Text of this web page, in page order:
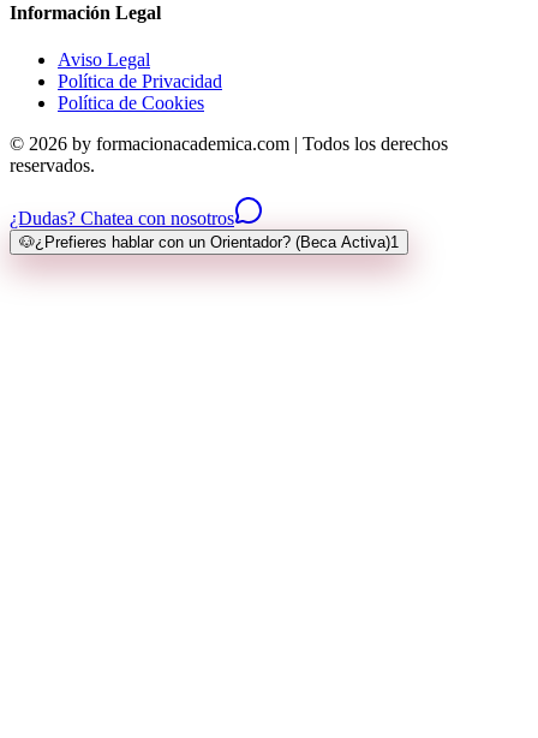
Información Legal
Aviso Legal
Política de Privacidad
Política de Cookies
© 2026 by formacionacademica.com | Todos los derechos
reservados.
¿Dudas? Chatea con nosotros
🐶¿Prefieres hablar con un Orientador? (Beca Activa)1